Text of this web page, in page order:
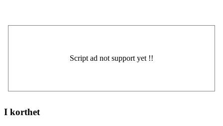
I korthet